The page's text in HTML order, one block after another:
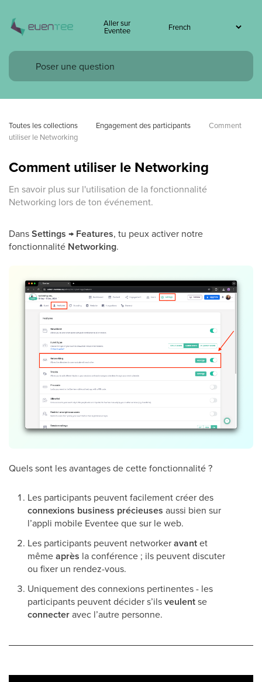
Aller sur
Eventee
Toutes les collections Engagement des participants
Comment
utiliser le Networking
Comment utiliser le Networking
En savoir plus sur l'utilisation de la fonctionnalité
Networking lors de ton événement.
DansSettings → Features, tu peux activer notre
fonctionnalité Networking.
Quels sont les avantages de cette fonctionnalité ?
Les participants peuvent facilement créer des
connexions business précieuses aussi bien sur
l’appli mobile Eventee que sur le web.
Les participants peuvent networkeravantet
mêmeaprès la conférence ; ils peuvent discuter
ou fixer un rendez-vous.
Uniquement des connexions pertinentes - les
participants peuvent décider s’ilsveulentse
connecteravec l’autre personne.